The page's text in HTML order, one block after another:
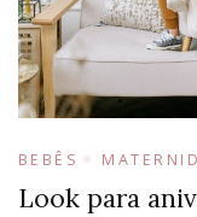
BEBÊS
Look para